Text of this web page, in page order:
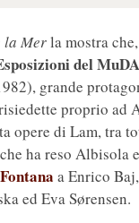
la Merla mostra
del MuDA
grande
proprio ad
opere di Lam, tra
ha reso Albisola
a Enrico
ed Eva Sørensen.